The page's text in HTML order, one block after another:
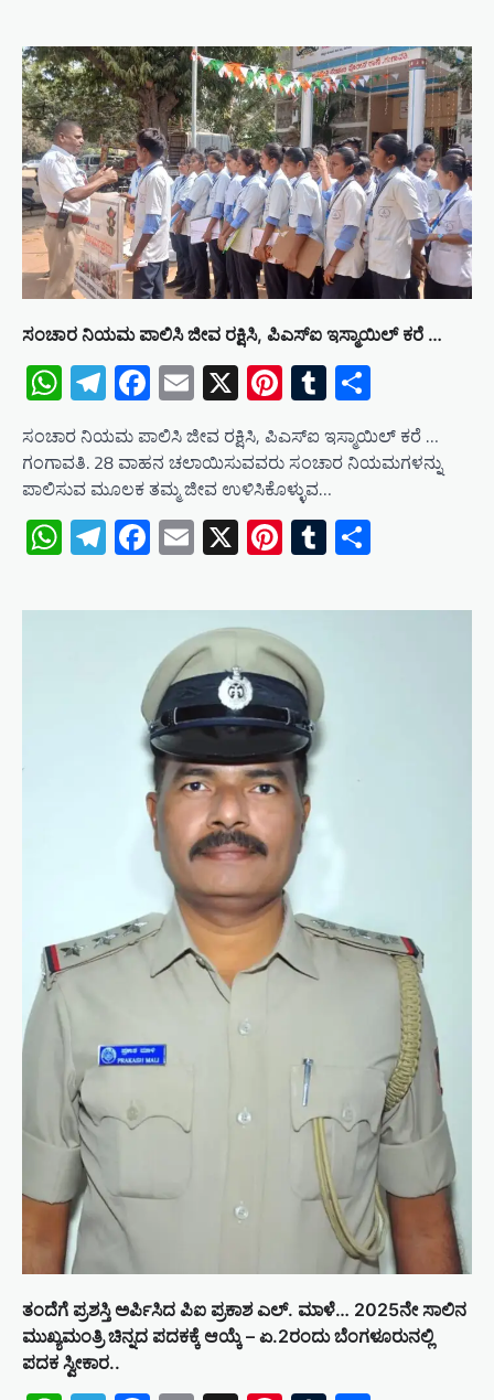
ಸಂಚಾರ ನಿಯಮ ಪಾಲಿಸಿ ಜೀವ ರಕ್ಷಿಸಿ, ಪಿಎಸ್ಐ ಇಸ್ಮಾಯಿಲ್ ಕರೆ …
WhatsApp
Telegram
Facebook
Email
X Pinterest
Tumblr
ಸಂಚಾರ ನಿಯಮ ಪಾಲಿಸಿ ಜೀವ ರಕ್ಷಿಸಿ, ಪಿಎಸ್ಐ ಇಸ್ಮಾಯಿಲ್ ಕರೆ …
ಗಂಗಾವತಿ. 28 ವಾಹನ ಚಲಾಯಿಸುವವರು ಸಂಚಾರ ನಿಯಮಗಳನ್ನು
ಪಾಲಿಸುವ ಮೂಲಕ ತಮ್ಮ ಜೀವ ಉಳಿಸಿಕೊಳ್ಳುವ…
WhatsApp
Telegram
Facebook
Email
X Pinterest
Tumblr
ತಂದೆಗೆ ಪ್ರಶಸ್ತಿ ಅರ್ಪಿಸಿದ ಪಿಐ ಪ್ರಕಾಶ ಎಲ್. ಮಾಳೆ… 2025ನೇ ಸಾಲಿನ
ಮುಖ್ಯಮಂತ್ರಿ ಚಿನ್ನದ ಪದಕಕ್ಕೆ ಆಯ್ಕೆ – ಏ.2ರಂದು ಬೆಂಗಳೂರುನಲ್ಲಿ
ಪದಕ ಸ್ವೀಕಾರ..